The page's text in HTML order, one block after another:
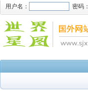
用户名： 密码：